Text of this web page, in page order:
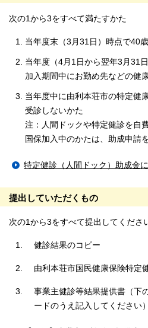
次の1から3をすべて満たすかた
当年度末（3月31日）時点で40
当年度（4月1日から翌年3月31
加入期間中にお勤め先などの健
当年度中に由利本荘市の特定健
受診しないかた
注：人間ドックや特定健診を自
国保加入中のかたは、助成申請
特定健診（人間ドック）助成金
提出していただくもの
次の1から3をすべて提出してくださ
健診結果のコピー
由利本荘市国民健康保険特定
事業主健診等結果提供書（下
ードのうえ記入してください）